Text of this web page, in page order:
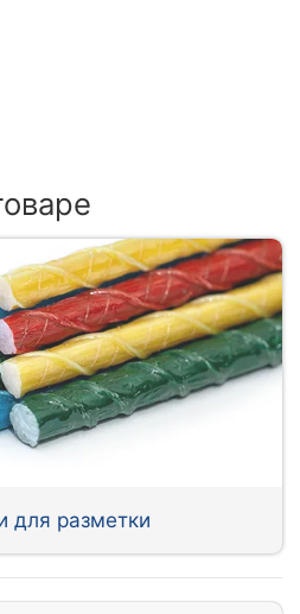
для разметки